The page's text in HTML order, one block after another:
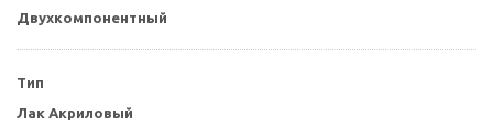
Двухкомпонентный
Тип
Лак Акриловый